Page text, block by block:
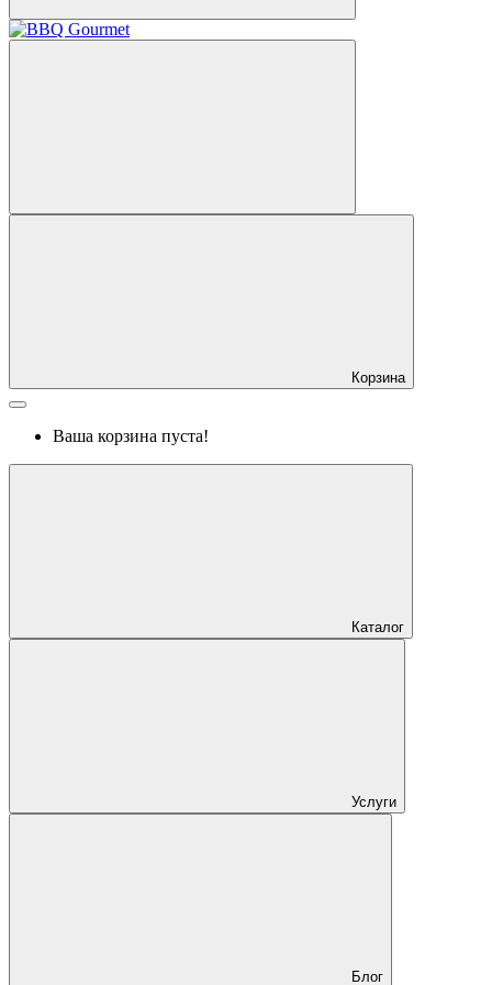
Корзина
Ваша корзина пуста!
Каталог
Услуги
Блог